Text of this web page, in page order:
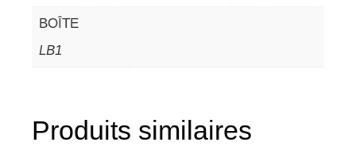
BOÎTE
LB1
Produits similaires